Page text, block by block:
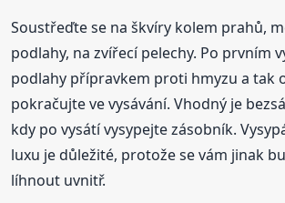
Soustřeďte se na škvíry kolem prahů,
podlahy, na zvířecí pelechy. Po prvním
podlahy přípravkem proti hmyzu a tak
pokračujte ve vysávání. Vhodný je
kdy po vysátí vysypejte zásobník.
luxu je důležité, protože se vám jinak
líhnout uvnitř.